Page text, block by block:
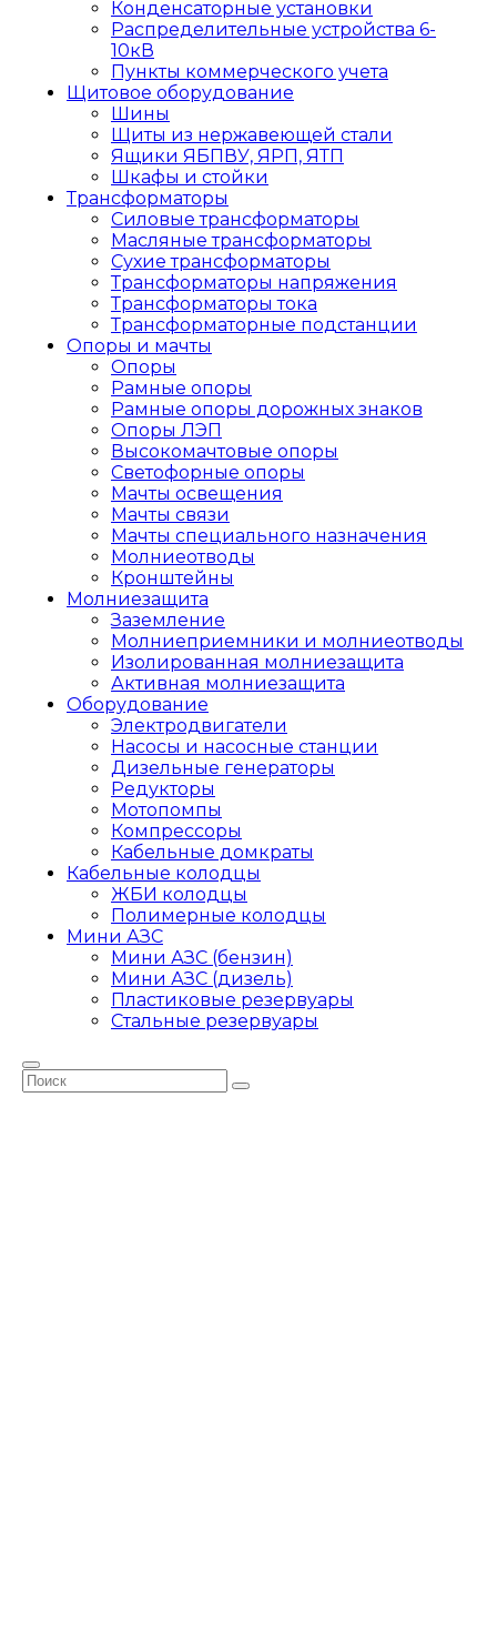
Конденсаторные установки
Распределительные устройства 6-
10кВ
Пункты коммерческого учета
Щитовое оборудование
Шины
Щиты из нержавеющей стали
Ящики ЯБПВУ, ЯРП, ЯТП
Шкафы и стойки
Трансформаторы
Силовые трансформаторы
Масляные трансформаторы
Сухие трансформаторы
Трансформаторы напряжения
Трансформаторы тока
Трансформаторные подстанции
Опоры и мачты
Опоры
Рамные опоры
Рамные опоры дорожных знаков
Опоры ЛЭП
Высокомачтовые опоры
Светофорные опоры
Мачты освещения
Мачты связи
Мачты специального назначения
Молниеотводы
Кронштейны
Молниезащита
Заземление
Молниеприемники и молниеотводы
Изолированная молниезащита
Активная молниезащита
Оборудование
Электродвигатели
Насосы и насосные станции
Дизельные генераторы
Редукторы
Мотопомпы
Компрессоры
Кабельные домкраты
Кабельные колодцы
ЖБИ колодцы
Полимерные колодцы
Мини АЗС
Мини АЗС (бензин)
Мини АЗС (дизель)
Пластиковые резервуары
Стальные резервуары